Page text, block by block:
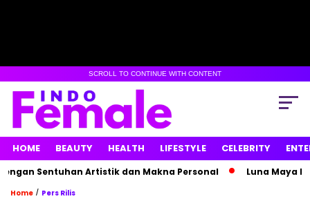
SCROLL TO CONTINUE WITH CONTENT
HOME BEAUTY HEALTH LIFESTYLE CELEBRITY
Sentuhan Artistik dan Makna Personal Luna Maya
Home / Pers Rilis